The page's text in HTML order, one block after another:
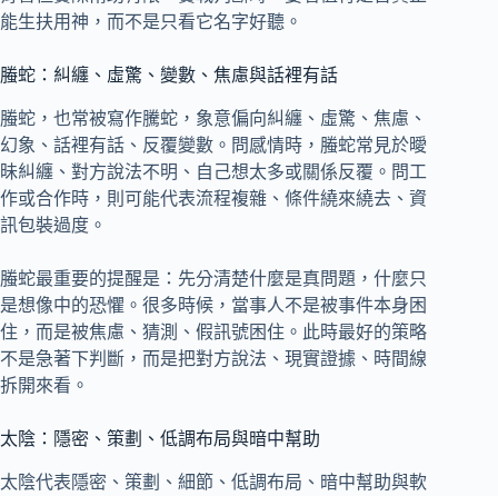
能生扶用神，而不是只看它名字好聽。
螣蛇：糾纏、虛驚、變數、焦慮與話裡有話
螣蛇，也常被寫作騰蛇，象意偏向糾纏、虛驚、焦慮、
幻象、話裡有話、反覆變數。問感情時，螣蛇常見於曖
昧糾纏、對方說法不明、自己想太多或關係反覆。問工
作或合作時，則可能代表流程複雜、條件繞來繞去、資
訊包裝過度。
螣蛇最重要的提醒是：先分清楚什麼是真問題，什麼只
是想像中的恐懼。很多時候，當事人不是被事件本身困
住，而是被焦慮、猜測、假訊號困住。此時最好的策略
不是急著下判斷，而是把對方說法、現實證據、時間線
拆開來看。
太陰：隱密、策劃、低調布局與暗中幫助
太陰代表隱密、策劃、細節、低調布局、暗中幫助與軟